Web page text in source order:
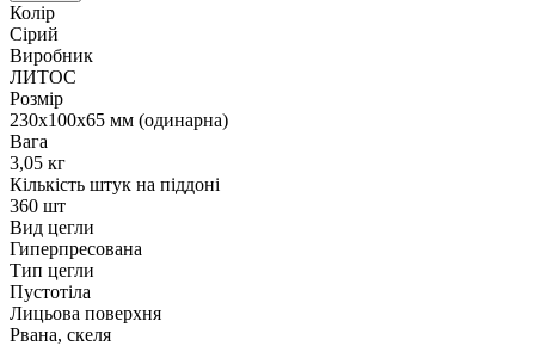
Колір
Сірий
Виробник
ЛИТОС
Розмір
230х100х65 мм (одинарна)
Вага
3,05 кг
Кількість штук на піддоні
360 шт
Вид цегли
Гиперпресована
Тип цегли
Пустотіла
Лицьова поверхня
Рвана, скеля